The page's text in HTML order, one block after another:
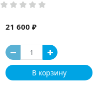
21 600 ₽
В корзину